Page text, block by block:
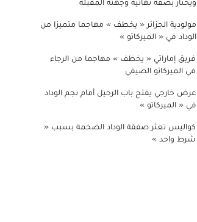
مولودية الجزائر « يخطف » مهاجما متميزا من
الوداد في « الميركاتو »
فريق إماراتي « يخطف » مهاجما من الرجاء
في الميركاتو الصيفي
عرض خارجي يفتح باب الرحيل أمام نجم الوداد
في « الميركاتو »
كواليس تعثر صفقة الوداد الضخمة بسبب «
شرط واحد »